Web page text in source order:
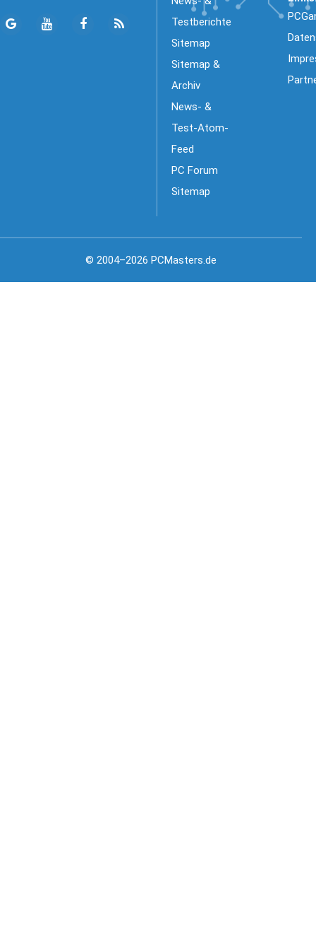
Testberichte
Sitemap
Sitemap &
Archiv
News- &
Test-Atom-
Feed
PC Forum
Sitemap
© 2004–2026 PCMasters.de